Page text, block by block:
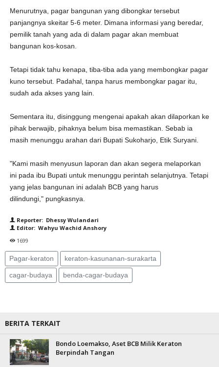
Menurutnya, pagar bangunan yang dibongkar tersebut
panjangnya skeitar 5-6 meter. Dimana informasi yang beredar,
pemilik tanah yang ada di dalam pagar akan membuat
bangunan kos-kosan.
Tetapi tidak tahu kenapa, tiba-tiba ada yang membongkar pagar
kuno tersebut. Padahal, tanpa harus membongkar pagar itu,
sudah ada akses yang lain.
Sementara itu, disinggung mengenai apakah akan dilaporkan ke
pihak berwajib, pihaknya belum bisa memastikan. Sebab ia
masih menunggu arahan dari Bupati Sukoharjo, Etik Suryani.
"Kami masih menyusun laporan dan akan segera melaporkan
ini pada ibu Bupati untuk menunggu perintah selanjutnya. Tetapi
yang jelas bangunan ini adalah BCB yang harus
dilindungi," pungkasnya.
Reporter: Dhessy Wulandari
Editor: Wahyu Wachid Anshory
1699
Pagar-keraton keraton-kasunanan-surakarta
cagar-budaya benda-cagar-budaya
BERITA TERKAIT
Bondo Loemakso, Aset BCB Milik Keraton
Berpindah Tangan